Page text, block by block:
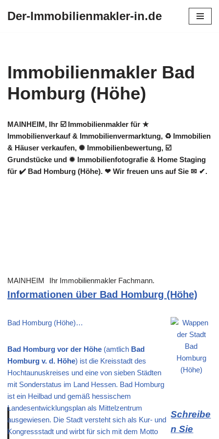
Der-Immobilienmakler-in.de
Immobilienmakler Bad
Homburg (Höhe)
MAINHEIM, Ihr ☑️ Immobilienmakler für ★
Immobilienverkauf & Immobilienvermarktung, ♻ Immobilien
& Häuser verkaufen, ✺ Immobilienbewertung, ☑️
Grundstücke und ✹ Immobilienfotografie & Home Staging
für ✔️ Bad Homburg (Höhe). ❤ Wir freuen uns auf Sie ✉ ✔.
MAINHEIM Ihr Immobilienmakler Fachmann.
Informationen über Bad Homburg (Höhe)
Bad Homburg (Höhe)…
Bad Homburg vor der Höhe (amtlich Bad
Homburg v. d. Höhe) ist die Kreisstadt des
Hochtaunuskreises und eine von sieben Städten
mit Sonderstatus im Land Hessen. Bad Homburg
ist ein Heilbad und gemäß hessischem
Landesentwicklungsplan als Mittelzentrum
ausgewiesen. Die Stadt versteht sich als Kur- und
Kongressstadt und wirbt für sich mit dem Motto
Schreibe
n Sie